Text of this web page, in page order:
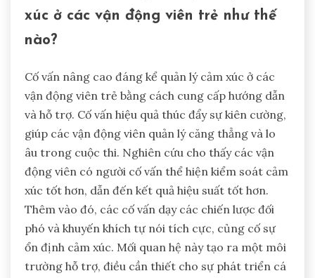
xúc ở các vận động viên trẻ như thế
nào?
Cố vấn nâng cao đáng kể quản lý cảm xúc ở các
vận động viên trẻ bằng cách cung cấp hướng dẫn
và hỗ trợ. Cố vấn hiệu quả thúc đẩy sự kiên cường,
giúp các vận động viên quản lý căng thẳng và lo
âu trong cuộc thi. Nghiên cứu cho thấy các vận
động viên có người cố vấn thể hiện kiểm soát cảm
xúc tốt hơn, dẫn đến kết quả hiệu suất tốt hơn.
Thêm vào đó, các cố vấn dạy các chiến lược đối
phó và khuyến khích tự nói tích cực, củng cố sự
ổn định cảm xúc. Mối quan hệ này tạo ra một môi
trường hỗ trợ, điều cần thiết cho sự phát triển cá